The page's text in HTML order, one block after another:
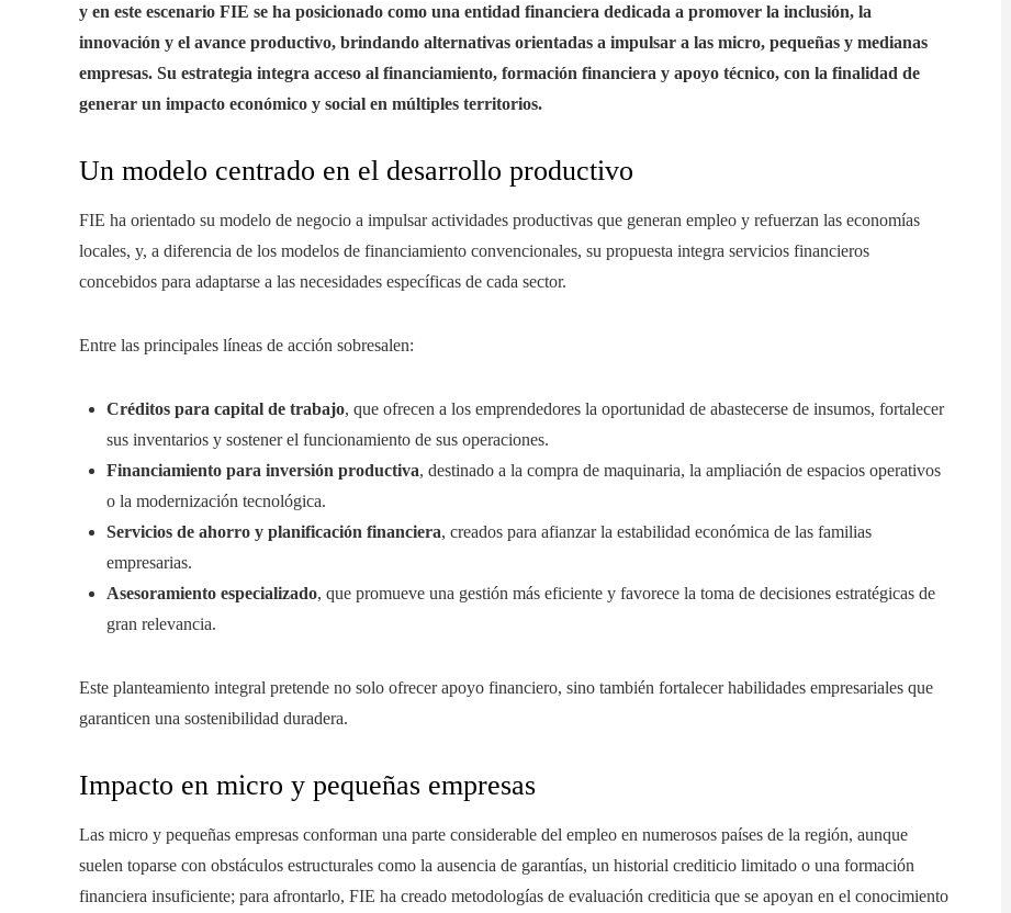
y en este escenario FIE se ha posicionado como una entidad financiera dedicada a promover la inclusión, la
innovación y el avance productivo, brindando alternativas orientadas a impulsar a las micro, pequeñas y medianas
empresas. Su estrategia integra acceso al financiamiento, formación financiera y apoyo técnico, con la finalidad de
generar un impacto económico y social en múltiples territorios.
Un modelo centrado en el desarrollo productivo
FIE ha orientado su modelo de negocio a impulsar actividades productivas que generan empleo y refuerzan las economías
locales, y, a diferencia de los modelos de financiamiento convencionales, su propuesta integra servicios financieros
concebidos para adaptarse a las necesidades específicas de cada sector.
Entre las principales líneas de acción sobresalen:
Créditos para capital de trabajo, que ofrecen a los emprendedores la oportunidad de abastecerse de insumos, fortalecer
sus inventarios y sostener el funcionamiento de sus operaciones.
Financiamiento para inversión productiva, destinado a la compra de maquinaria, la ampliación de espacios operativos
o la modernización tecnológica.
Servicios de ahorro y planificación financiera, creados para afianzar la estabilidad económica de las familias
empresarias.
Asesoramiento especializado, que promueve una gestión más eficiente y favorece la toma de decisiones estratégicas de
gran relevancia.
Este planteamiento integral pretende no solo ofrecer apoyo financiero, sino también fortalecer habilidades empresariales que
garanticen una sostenibilidad duradera.
Impacto en micro y pequeñas empresas
Las micro y pequeñas empresas conforman una parte considerable del empleo en numerosos países de la región, aunque
suelen toparse con obstáculos estructurales como la ausencia de garantías, un historial crediticio limitado o una formación
financiera insuficiente; para afrontarlo, FIE ha creado metodologías de evaluación crediticia que se apoyan en el conocimiento